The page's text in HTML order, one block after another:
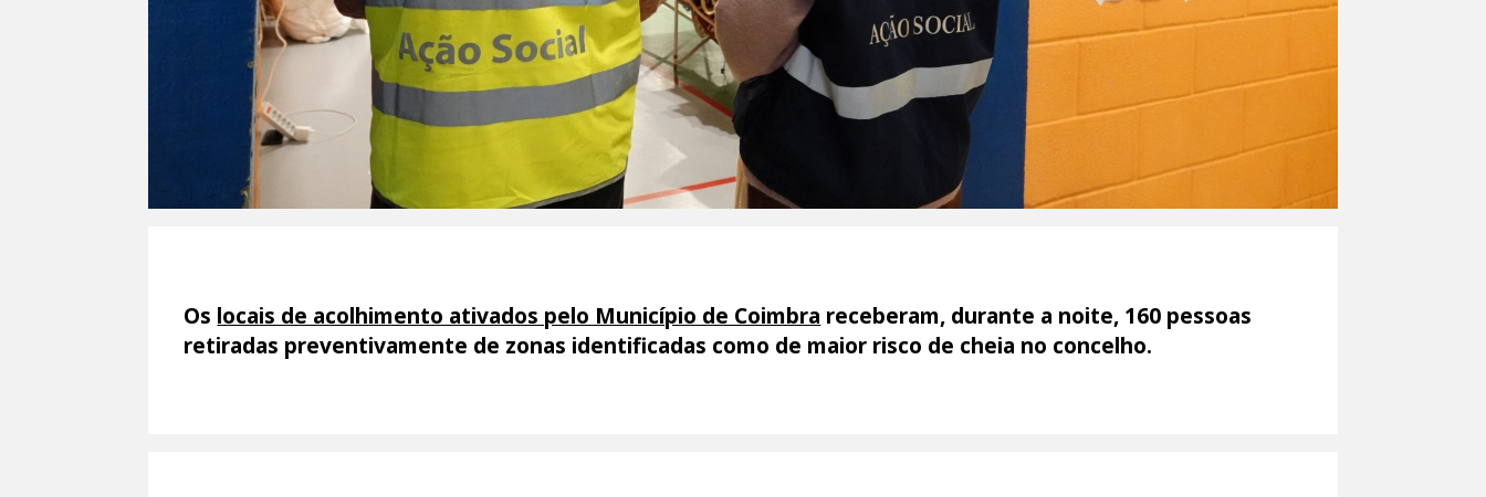
Os locais de acolhimento ativados pelo Município de Coimbra receberam, durante a noite, 160 pessoas
retiradas preventivamente de zonas identificadas como de maior risco de cheia no concelho.